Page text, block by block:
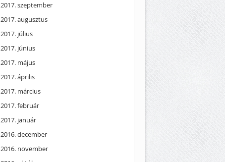
2017. szeptember
2017. augusztus
2017. július
2017. június
2017. május
2017. április
2017. március
2017. február
2017. január
2016. december
2016. november